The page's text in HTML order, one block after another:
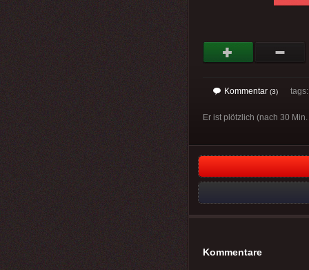
Kommentar (3)
Er ist plötzlich (nach 30
Kommentare